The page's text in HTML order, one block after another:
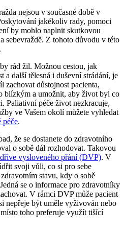
nejsou v současné době v
jakékoliv rady, pomoci
by mohlo naplnit skutkovou
sebevraždě. Z tohoto důvodu v této
rád žil. Možnou cestou, jak
a další tělesná i duševní strádání, je
zachovat důstojnost pacienta,
blízkým a umožnit, aby život byl co
Paliativní péče život nezkracuje,
ve Vašem okolí můžete vyhledat
péče.
že se dostanete do zdravotního
o sobě dál rozhodovat. Takovou
dříve vysloveného přání (DVP). V
svoji vůli, co si pro sebe
stavu, kdy o sobě
se o informace pro zdravotníky
V rámci DVP může pacient
nepřeje být uměle vyživován nebo
toho preferuje využít tišící